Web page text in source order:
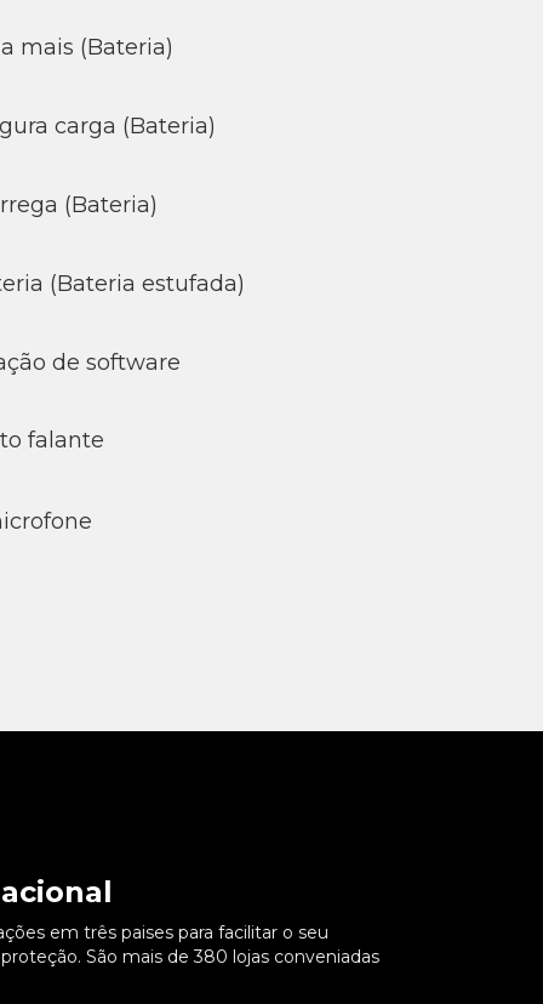
mais (Bateria)
carga (Bateria)
(Bateria)
(Bateria estufada)
de software
falante
em três paises para facilitar o seu
São mais de 380 lojas conveniadas